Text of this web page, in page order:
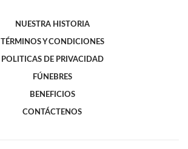
NUESTRA HISTORIA
TÉRMINOS Y CONDICIONES
POLITICAS DE PRIVACIDAD
FÚNEBRES
BENEFICIOS
CONTÁCTENOS